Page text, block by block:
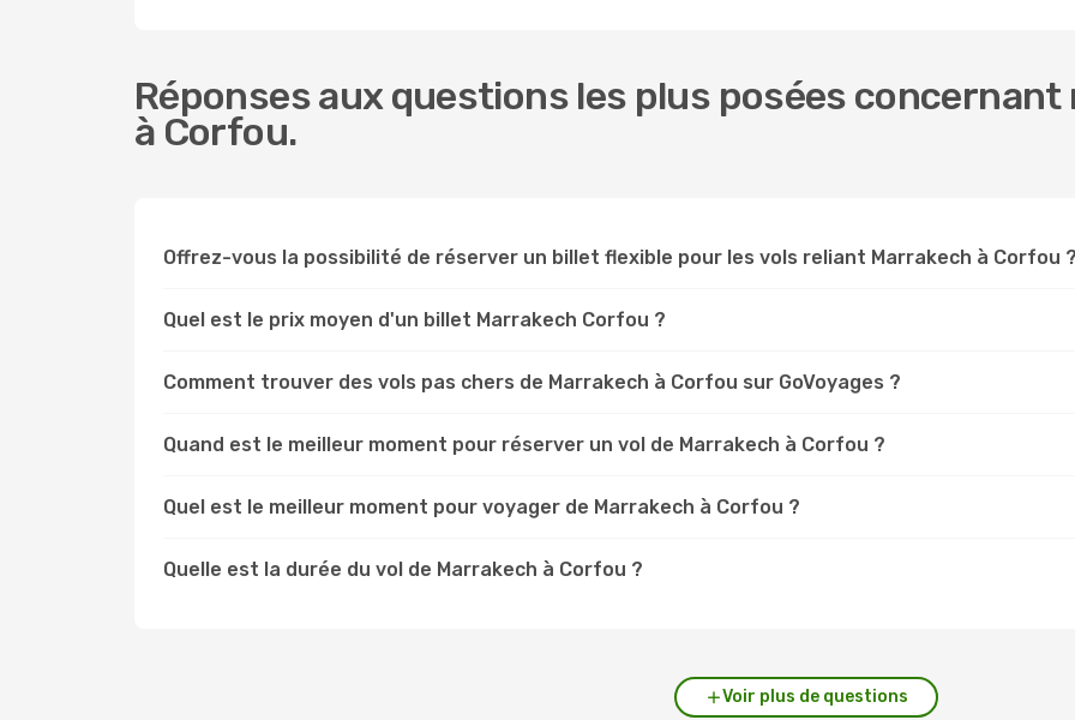
Réponses aux questions les plus posées concernant
à Corfou.
Offrez-vous la possibilité de réserver un billet flexible pour les vols reliant Marrakech à Corfou
Quel est le prix moyen d'un billet Marrakech Corfou ?
Comment trouver des vols pas chers de Marrakech à Corfou sur GoVoyages ?
Quand est le meilleur moment pour réserver un vol de Marrakech à Corfou ?
Quel est le meilleur moment pour voyager de Marrakech à Corfou ?
Quelle est la durée du vol de Marrakech à Corfou ?
Voir plus de questions